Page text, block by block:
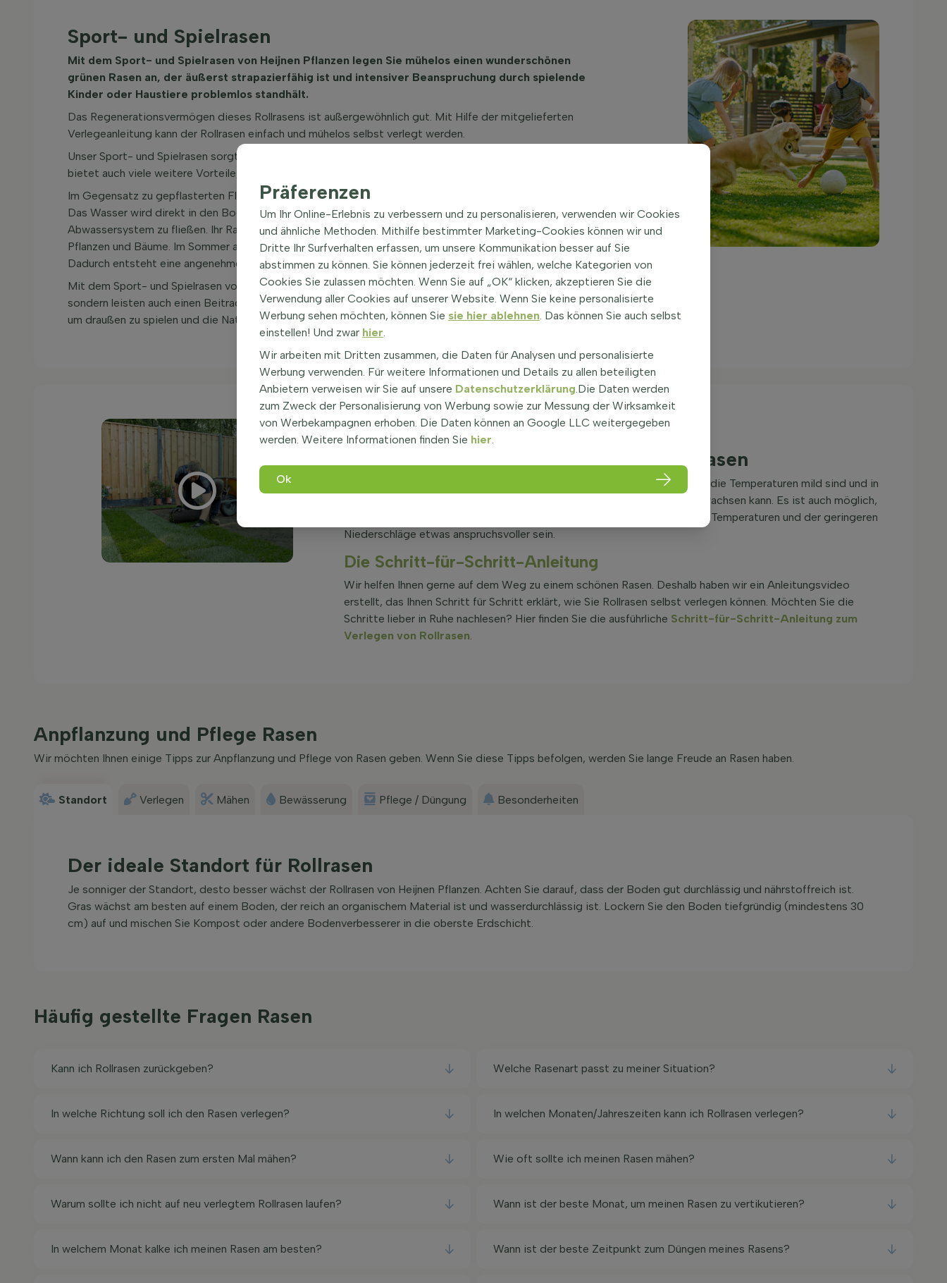
Sport- und Spielrasen
Mit dem Sport- und Spielrasen von Heijnen Pflanzen legen Sie mühelos einen wunderschönen
grünen Rasen an, der äußerst strapazierfähig ist und intensiver Beanspruchung durch spielende
Kinder oder Haustiere problemlos standhält.
Das Regenerationsvermögen dieses Rollrasens ist außergewöhnlich gut. Mit Hilfe der mitgelieferten
Verlegeanleitung kann der Rollrasen einfach und mühelos selbst verlegt werden.
Unser Sport- und Spielrasen sorgt nicht nur sofort für eine herrliche grüne Fläche in Ihrem Garten, sondern
bietet auch viele weitere Vorteile, die oft übersehen werden.
Im Gegensatz zu gepflasterten Flächen nimmt Rollrasen Regenwasser viel schneller und effizienter auf.
Das Wasser wird direkt in den Boden aufgenommen, anstatt wie bei gepflasterten Gärten ins
Abwassersystem zu fließen. Ihr Rasen fördert damit das Wachstum und die Blüte der umliegenden
Pflanzen und Bäume. Im Sommer absorbiert der Rasen Wärme und trägt so dazu bei, den Garten zu kühlen.
Dadurch entsteht eine angenehmere und komfortablere Umgebung, besonders an heißen Sommertagen.
Mit dem Sport- und Spielrasen von Heijnen Pflanzen genießen Sie also nicht nur einen traumhaften Rasen,
sondern leisten auch einen Beitrag zu einer nachhaltigen und grünen Umwelt. Für Kinder der perfekte Ort,
um draußen zu spielen und die Natur zu erleben!
Anleitungsvideo
Schritt-für-Schritt zu einem schönen Rasen
Rollrasen sollte am besten im Frühling oder Herbst verlegt werden, wenn die Temperaturen mild sind und in
der Regel ausreichend Niederschlag vorhanden ist, damit das Gras gut wachsen kann. Es ist auch möglich,
Rollrasen im Sommer zu verlegen, jedoch kann dies aufgrund der höheren Temperaturen und der geringeren
Niederschläge etwas anspruchsvoller sein.
Die Schritt-für-Schritt-Anleitung
Wir helfen Ihnen gerne auf dem Weg zu einem schönen Rasen. Deshalb haben wir ein Anleitungsvideo
erstellt, das Ihnen Schritt für Schritt erklärt, wie Sie Rollrasen selbst verlegen können. Möchten Sie die
Schritte lieber in Ruhe nachlesen? Hier finden Sie die ausführliche Schritt-für-Schritt-Anleitung zum
Verlegen von Rollrasen.
Anpflanzung und Pflege Rasen
Wir möchten Ihnen einige Tipps zur Anpflanzung und Pflege von Rasen geben. Wenn Sie diese Tipps befolgen, werden Sie lange Freude an Rasen haben.
Standort Verlegen Mähen Bewässerung Pflege / Düngung Besonderheiten
Der ideale Standort für Rollrasen
Je sonniger der Standort, desto besser wächst der Rollrasen von Heijnen Pflanzen. Achten Sie darauf, dass der Boden gut durchlässig und nährstoffreich ist.
Gras wächst am besten auf einem Boden, der reich an organischem Material ist und wasserdurchlässig ist. Lockern Sie den Boden tiefgründig (mindestens 30
cm) auf und mischen Sie Kompost oder andere Bodenverbesserer in die oberste Erdschicht.
Häufig gestellte Fragen Rasen
Kann ich Rollrasen zurückgeben? Welche Rasenart passt zu meiner Situation?
In welche Richtung soll ich den Rasen verlegen? In welchen Monaten/Jahreszeiten kann ich Rollrasen verlegen?
Wann kann ich den Rasen zum ersten Mal mähen? Wie oft sollte ich meinen Rasen mähen?
Warum sollte ich nicht auf neu verlegtem Rollrasen laufen? Wann ist der beste Monat, um meinen Rasen zu vertikutieren?
In welchem Monat kalke ich meinen Rasen am besten? Wann ist der beste Zeitpunkt zum Düngen meines Rasens?
Präferenzen
Um Ihr Online-Erlebnis zu verbessern und zu personalisieren, verwenden wir Cookies
und ähnliche Methoden. Mithilfe bestimmter Marketing-Cookies können wir und
Dritte Ihr Surfverhalten erfassen, um unsere Kommunikation besser auf Sie
abstimmen zu können. Sie können jederzeit frei wählen, welche Kategorien von
Cookies Sie zulassen möchten. Wenn Sie auf „OK“ klicken, akzeptieren Sie die
Verwendung aller Cookies auf unserer Website. Wenn Sie keine personalisierte
Werbung sehen möchten, können Sie sie hier ablehnen. Das können Sie auch selbst
einstellen! Und zwar hier.
Wir arbeiten mit Dritten zusammen, die Daten für Analysen und personalisierte
Werbung verwenden. Für weitere Informationen und Details zu allen beteiligten
Anbietern verweisen wir Sie auf unsere Datenschutzerklärung.Die Daten werden
zum Zweck der Personalisierung von Werbung sowie zur Messung der Wirksamkeit
von Werbekampagnen erhoben. Die Daten können an Google LLC weitergegeben
werden. Weitere Informationen finden Sie hier.
Ok